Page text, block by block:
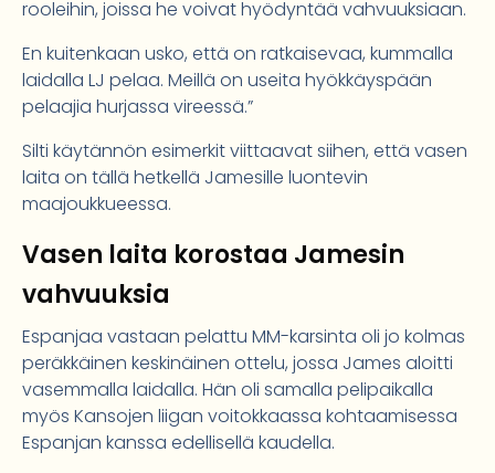
rooleihin, joissa he voivat hyödyntää vahvuuksiaan.
En kuitenkaan usko, että on ratkaisevaa, kummalla
laidalla LJ pelaa. Meillä on useita hyökkäyspään
pelaajia hurjassa vireessä.”
Silti käytännön esimerkit viittaavat siihen, että vasen
laita on tällä hetkellä Jamesille luontevin
maajoukkueessa.
Vasen laita korostaa Jamesin
vahvuuksia
Espanjaa vastaan pelattu MM-karsinta oli jo kolmas
peräkkäinen keskinäinen ottelu, jossa James aloitti
vasemmalla laidalla. Hän oli samalla pelipaikalla
myös Kansojen liigan voitokkaassa kohtaamisessa
Espanjan kanssa edellisellä kaudella.